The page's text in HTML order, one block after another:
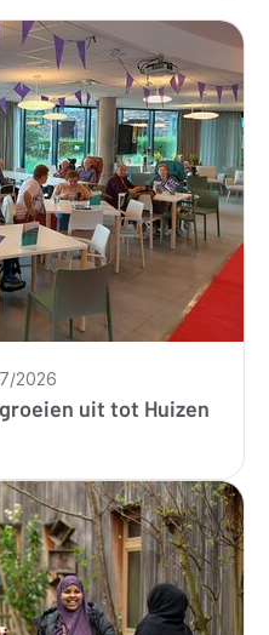
uit tot Huizen
2026